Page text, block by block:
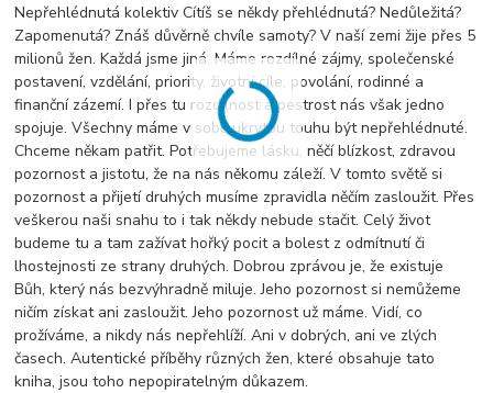
Nepřehlédnutá kolektiv Cítíš se někdy přehlédnutá? Nedůležitá?
Zapomenutá? Znáš důvěrně chvíle samoty? V naší zemi žije přes 5
milionů žen. Každá jsme jiná. Máme rozdílné zájmy, společenské
postavení, vzdělání, priority, životní cíle, povolání, rodinné a
finanční zázemí. I přes tu rozdílnost a pestrost nás však jedno
spojuje. Všechny máme v sobě ukrytou touhu být nepřehlédnuté.
Chceme někam patřit. Potřebujeme lásku, něčí blízkost, zdravou
pozornost a jistotu, že na nás někomu záleží. V tomto světě si
pozornost a přijetí druhých musíme zpravidla něčím zasloužit. Přes
veškerou naši snahu to i tak někdy nebude stačit. Celý život
budeme tu a tam zažívat hořký pocit a bolest z odmítnutí či
lhostejnosti ze strany druhých. Dobrou zprávou je, že existuje
Bůh, který nás bezvýhradně miluje. Jeho pozornost si nemůžeme
ničím získat ani zasloužit. Jeho pozornost už máme. Vidí, co
prožíváme, a nikdy nás nepřehlíží. Ani v dobrých, ani ve zlých
časech. Autentické příběhy různých žen, které obsahuje tato
kniha, jsou toho nepopiratelným důkazem.